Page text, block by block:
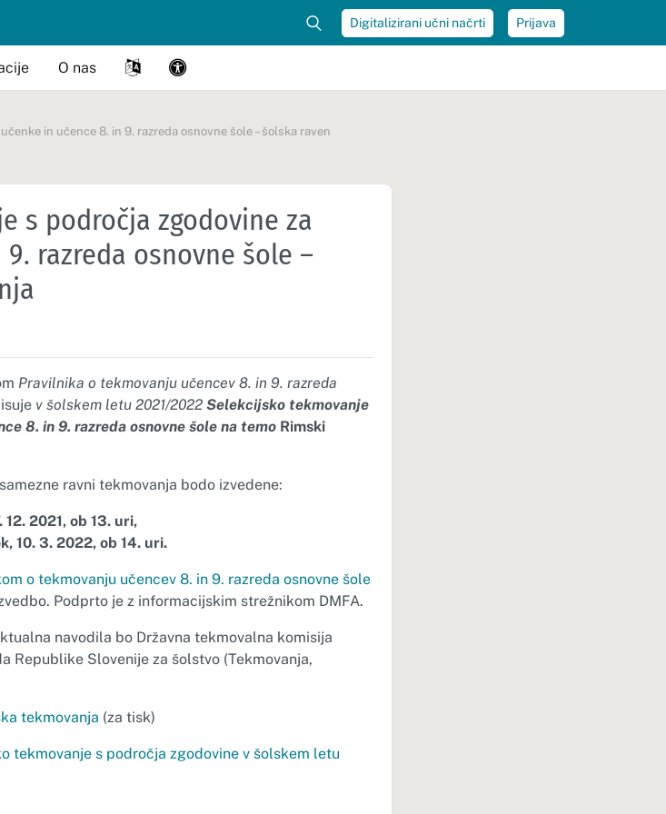
Digitalizirani učni načrti Prijava
O nas
in učence 8. in 9. razreda osnovne šole – šolska raven
s področja zgodovine za
razreda osnovne šole –
Pravilnika o tekmovanju učencev 8. in 9. razreda
v šolskem letu 2021/2022 Selekcijsko tekmovanje
8. in 9. razreda osnovne šole na temo Rimski
ravni tekmovanja bodo izvedene:
12. 2021, ob 13. uri,
10. 3. 2022, ob 14. uri.
o tekmovanju učencev 8. in 9. razreda osnovne šole
Podprto je z informacijskim strežnikom DMFA.
navodila bo Državna tekmovalna komisija
Republike Slovenije za šolstvo (Tekmovanja,
tekmovanja (za tisk)
tekmovanje s področja zgodovine v šolskem letu